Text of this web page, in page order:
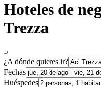
Hoteles de
Trezza
¿A dónde quieres ir?
Fechas
Huéspedes